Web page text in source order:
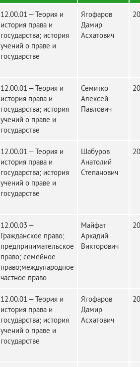
12.00.01 – Теория и
история права и
государства; история
учений о праве и
государстве
Ягофаров
Дамир
Асхатович
12.00.01 – Теория и
история права и
государства; история
учений о праве и
государстве
Семитко
Алексей
Павлович
12.00.01 – Теория и
история права и
государства; история
учений о праве и
государстве
Шабуров
Анатолий
Степанович
12.00.03 –
Гражданское право;
предпринимательское
право; семейное
право;международное
частное право
Майфат
Аркадий
Викторович
12.00.01 – Теория и
история права и
государства; история
учений о праве и
государстве
Ягофаров
Дамир
Асхатович